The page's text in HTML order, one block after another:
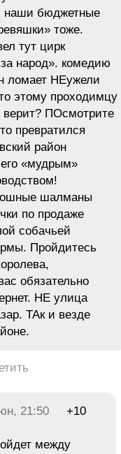
наши бюджетные
тоже.
тут цирк
народ». комедию
ломает НЕужели
этому проходимцу
ПОсмотрите
превратился
район
«мудрым»
шалманы
по продаже
собачьей
Пройдитесь
обязательно
НЕ улица
ТАк и везде
21:50 +10
между